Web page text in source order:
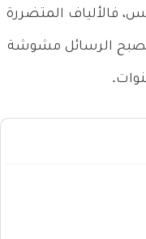
فالألياف المتضررة
تُصبح الرسائل مشوشة